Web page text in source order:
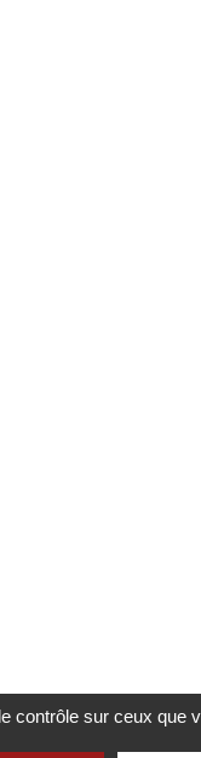
ressources
contrôle sur ceux que